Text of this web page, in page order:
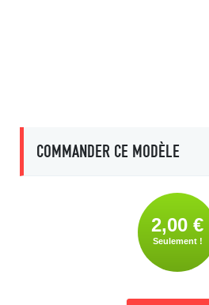
COMMANDER CE MODÈLE
2,00 €
Seulement !